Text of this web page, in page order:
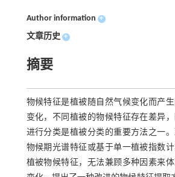
Author information +
文章历史 +
摘要
物候特征是植被随自然气候变化而产
变化，不同植被的物候特征存在差异
进行分类是植被分类的重要方法之一
物候期光谱特征或基于单一植被指数
植被物候特征，无法兼顾多种因素来